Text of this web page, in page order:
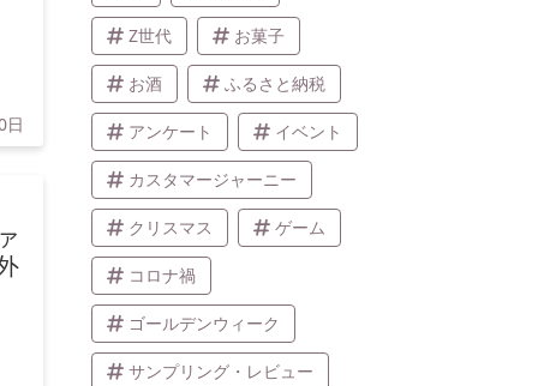
日
Z世代 お菓子
お酒 ふるさと納税
アンケート イベント
カスタマージャーニー
クリスマス ゲーム
コロナ禍
ゴールデンウィーク
サンプリング・レビュー